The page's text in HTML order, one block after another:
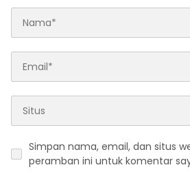
Simpan nama, email, dan situs
peramban ini untuk komentar